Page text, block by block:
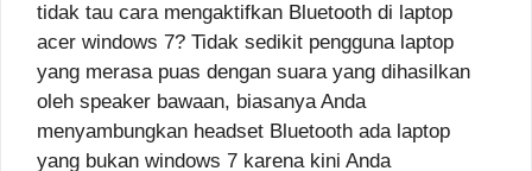
tidak tau cara mengaktifkan Bluetooth di laptop
acer windows 7? Tidak sedikit pengguna laptop
yang merasa puas dengan suara yang dihasilkan
oleh speaker bawaan, biasanya Anda
menyambungkan headset Bluetooth ada laptop
yang bukan windows 7 karena kini Anda